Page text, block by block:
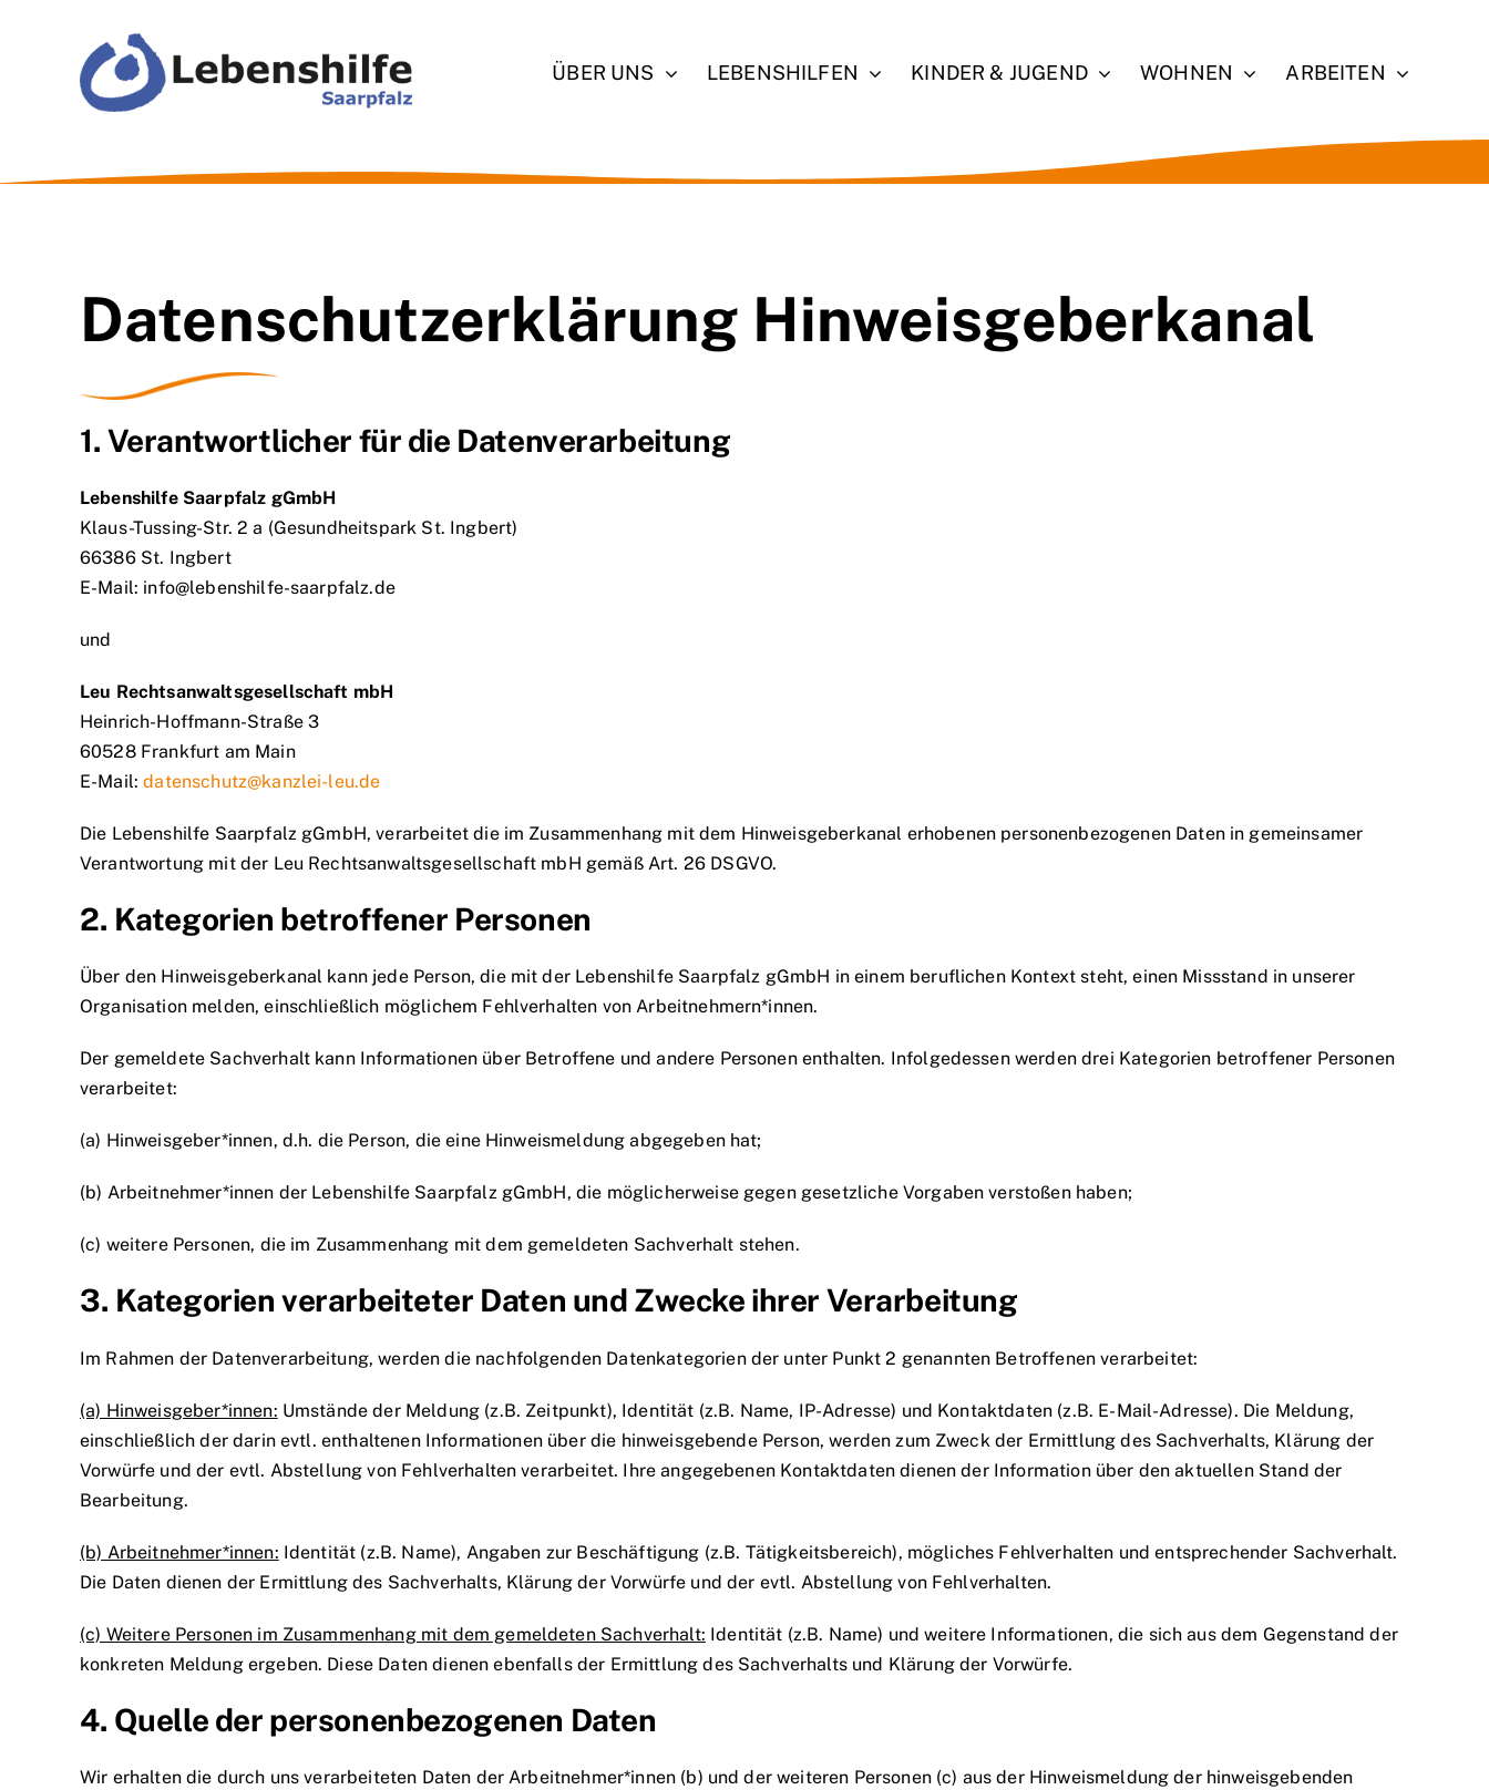
ÜBER UNS LEBENSHILFEN KINDER & JUGEND WOHNEN ARBEITEN
Datenschutzerklärung Hinweisgeberkanal
1. Verantwortlicher für die Datenverarbeitung
Lebenshilfe Saarpfalz gGmbH
Klaus-Tussing-Str. 2 a (Gesundheitspark St. Ingbert)
66386 St. Ingbert
E-Mail: info@lebenshilfe-saarpfalz.de
und
Leu Rechtsanwaltsgesellschaft mbH
Heinrich-Hoffmann-Straße 3
60528 Frankfurt am Main
E-Mail:datenschutz@kanzlei-leu.de
Die Lebenshilfe Saarpfalz gGmbH, verarbeitet die im Zusammenhang mit dem Hinweisgeberkanal erhobenen personenbezogenen Daten in gemeinsamer
Verantwortung mit der Leu Rechtsanwaltsgesellschaft mbH gemäß Art. 26 DSGVO.
2. Kategorien betroffener Personen
Über den Hinweisgeberkanal kann jede Person, die mit der Lebenshilfe Saarpfalz gGmbH in einem beruflichen Kontext steht, einen Missstand in unserer
Organisation melden, einschließlich möglichem Fehlverhalten von Arbeitnehmern*innen.
Der gemeldete Sachverhalt kann Informationen über Betroffene und andere Personen enthalten. Infolgedessen werden drei Kategorien betroffener Personen
verarbeitet:
(a) Hinweisgeber*innen, d.h. die Person, die eine Hinweismeldung abgegeben hat;
(b) Arbeitnehmer*innen der Lebenshilfe Saarpfalz gGmbH, die möglicherweise gegen gesetzliche Vorgaben verstoßen haben;
(c) weitere Personen, die im Zusammenhang mit dem gemeldeten Sachverhalt stehen.
3. Kategorien verarbeiteter Daten und Zwecke ihrer Verarbeitung
Im Rahmen der Datenverarbeitung, werden die nachfolgenden Datenkategorien der unter Punkt 2 genannten Betroffenen verarbeitet:
(a) Hinweisgeber*innen: Umstände der Meldung (z.B. Zeitpunkt), Identität (z.B. Name, IP-Adresse) und Kontaktdaten (z.B. E-Mail-Adresse). Die Meldung,
einschließlich der darin evtl. enthaltenen Informationen über die hinweisgebende Person, werden zum Zweck der Ermittlung des Sachverhalts, Klärung der
Vorwürfe und der evtl. Abstellung von Fehlverhalten verarbeitet. Ihre angegebenen Kontaktdaten dienen der Information über den aktuellen Stand der
Bearbeitung.
(b) Arbeitnehmer*innen: Identität (z.B. Name), Angaben zur Beschäftigung (z.B. Tätigkeitsbereich), mögliches Fehlverhalten und entsprechender Sachverhalt.
Die Daten dienen der Ermittlung des Sachverhalts, Klärung der Vorwürfe und der evtl. Abstellung von Fehlverhalten.
(c) Weitere Personen im Zusammenhang mit dem gemeldeten Sachverhalt: Identität (z.B. Name) und weitere Informationen, die sich aus dem Gegenstand der
konkreten Meldung ergeben. Diese Daten dienen ebenfalls der Ermittlung des Sachverhalts und Klärung der Vorwürfe.
4. Quelle der personenbezogenen Daten
Wir erhalten die durch uns verarbeiteten Daten der Arbeitnehmer*innen (b) und der weiteren Personen (c) aus der Hinweismeldung der hinweisgebenden